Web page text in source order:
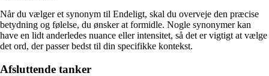
Når du vælger et synonym til Endeligt, skal du overveje den præcise
betydning og følelse, du ønsker at formidle. Nogle synonymer kan
have en lidt anderledes nuance eller intensitet, så det er vigtigt at vælge
det ord, der passer bedst til din specifikke kontekst.
Afsluttende tanker